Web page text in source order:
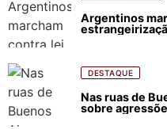
Argentinos
DESTAQUE
Nas ruas de
sobre